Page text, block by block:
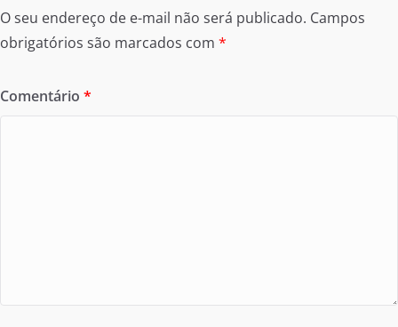
O seu endereço de e-mail não será publicado. Campos
obrigatórios são marcados com *
Comentário *